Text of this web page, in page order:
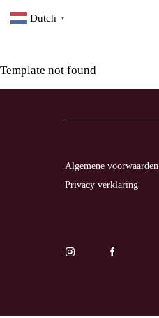
Template not found
Algemene voorwaarden
Privacy verklaring
Dutch ▼